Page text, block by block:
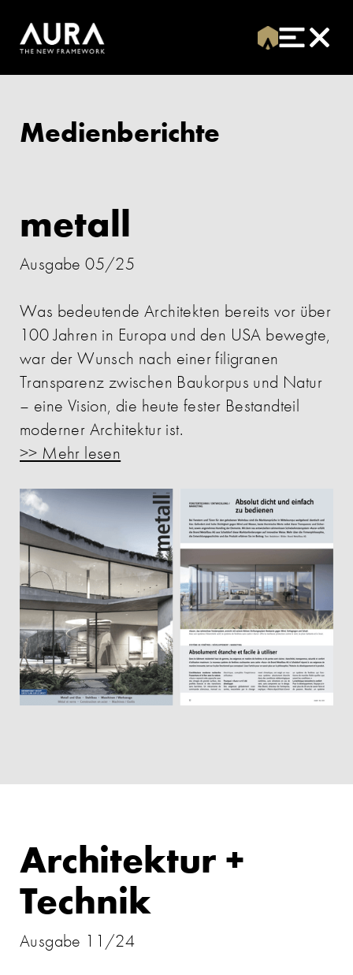
Medienberichte
metall
Ausgabe 05/25
Was bedeutende Architekten bereits vor über
100 Jahren in Europa und den USA bewegte,
war der Wunsch nach einer filigranen
Transparenz zwischen Baukorpus und Natur
– eine Vision, die heute fester Bestandteil
moderner Architektur ist.
>> Mehr lesen
Architektur +
Technik
Ausgabe 11/24